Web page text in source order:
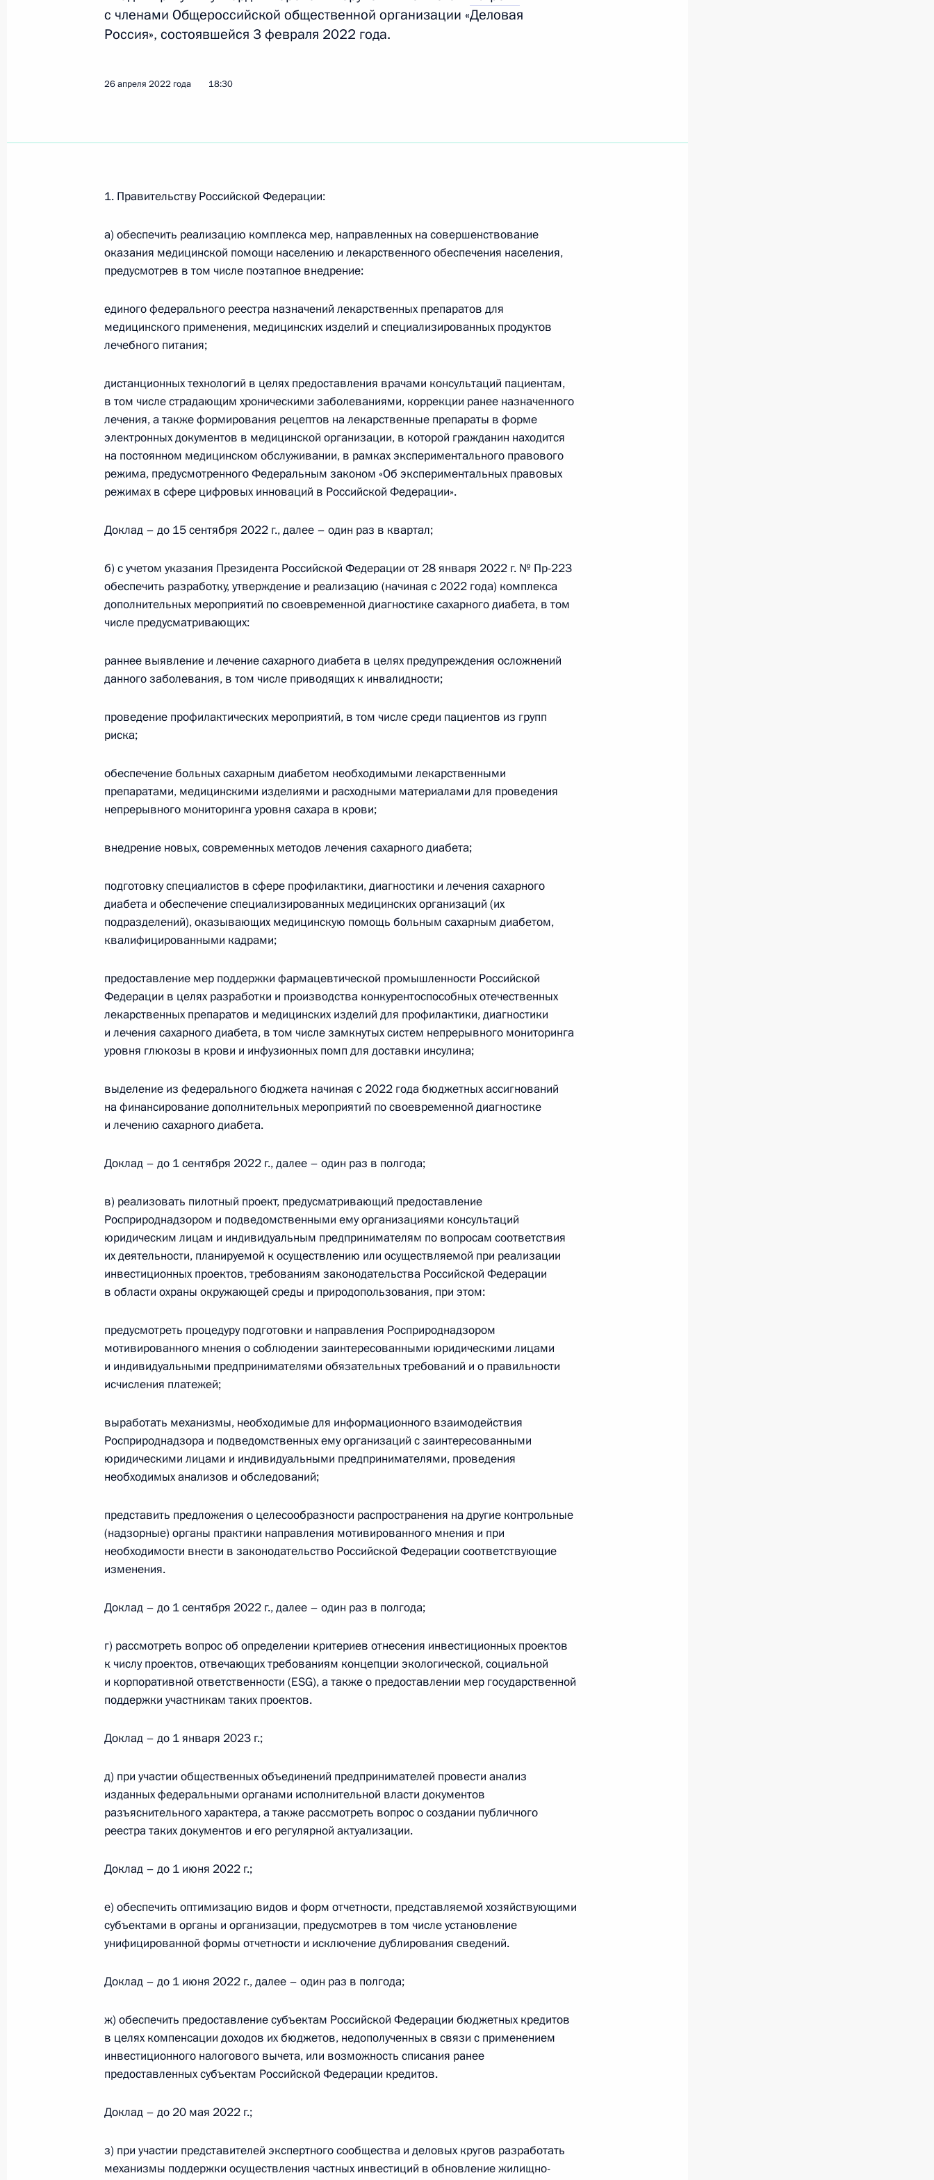
органам субъектов Российской Федерации и Пенсионному фонду
второй Налогового кодекса
1 мая 2022 года, 13:05
Внесены изменения в часть первую Налогового кодекса
1 мая 2022 года, 13:00
Подписан закон о ратификации Протокола о внесении
изменений в Договор о Евразийском экономическом союзе
1 мая 2022 года, 12:45
Перечень поручений по итогам встречи с членами
Общероссийской общественной организации «Деловая Россия»
26 апреля 2022 года, 18:30
кодекса
16 апреля 2022 года, 10:10
Внесены изменения в часть вторую Налогового кодекса
и отдельные законодательные акты
16 апреля 2022 года, 10:05
Подписан закон, направленный на упрощение регулирования
импорта товаров на территорию России
26 марта 2022 года, 11:20
Подписан закон, предоставляющий право применять нулевую
ставку налога на прибыль для домов и дворцов культуры, а также
клубов, учредителями которых являются муниципальные
26 марта 2022 года, 10:20
Подписан закон о налоговых льготах для компаний,
и информационных технологий
26 марта 2022 года, 10:10
Уточнён порядок получения международными компаниями
статуса международной холдинговой компании
26 марта 2022 года, 10:00
Совещание о мерах социально-экономической поддержки
16 марта 2022 года, 18:10
кодекса
9 марта 2022 года, 11:50
Усовершенствован порядок возбуждения уголовных дел
обязательных платежей
9 марта 2022 года, 11:45
касающиеся особенностей налогообложения на территории
9 марта 2022 года, 11:40
драгоценных металлов в слитках, изъятых из хранилищ
Налогового кодекса
Внесены изменения в статьи 50 и 56 Бюджетного кодекса
В части первую и вторую Налогового кодекса внесены изменения
25 февраля 2022 года, 15:25
с членами Общероссийской общественной организации «Деловая
Россия», состоявшейся 3 февраля 2022 года.
26 апреля 2022 года 18:30
1. Правительству Российской Федерации:
а) обеспечить реализацию комплекса мер, направленных на совершенствование
оказания медицинской помощи населению и лекарственного обеспечения населения,
предусмотрев в том числе поэтапное внедрение:
единого федерального реестра назначений лекарственных препаратов для
медицинского применения, медицинских изделий и специализированных продуктов
лечебного питания;
дистанционных технологий в целях предоставления врачами консультаций пациентам,
в том числе страдающим хроническими заболеваниями, коррекции ранее назначенного
лечения, а также формирования рецептов на лекарственные препараты в форме
электронных документов в медицинской организации, в которой гражданин находится
на постоянном медицинском обслуживании, в рамках экспериментального правового
режима, предусмотренного Федеральным законом «Об экспериментальных правовых
режимах в сфере цифровых инноваций в Российской Федерации».
Доклад – до 15 сентября 2022 г., далее – один раз в квартал;
б) с учетом указания Президента Российской Федерации от 28 января 2022 г. № Пр-223
обеспечить разработку, утверждение и реализацию (начиная с 2022 года) комплекса
дополнительных мероприятий по своевременной диагностике сахарного диабета, в том
числе предусматривающих:
раннее выявление и лечение сахарного диабета в целях предупреждения осложнений
данного заболевания, в том числе приводящих к инвалидности;
проведение профилактических мероприятий, в том числе среди пациентов из групп
риска;
обеспечение больных сахарным диабетом необходимыми лекарственными
препаратами, медицинскими изделиями и расходными материалами для проведения
непрерывного мониторинга уровня сахара в крови;
внедрение новых, современных методов лечения сахарного диабета;
подготовку специалистов в сфере профилактики, диагностики и лечения сахарного
диабета и обеспечение специализированных медицинских организаций (их
подразделений), оказывающих медицинскую помощь больным сахарным диабетом,
квалифицированными кадрами;
предоставление мер поддержки фармацевтической промышленности Российской
Федерации в целях разработки и производства конкурентоспособных отечественных
лекарственных препаратов и медицинских изделий для профилактики, диагностики
и лечения сахарного диабета, в том числе замкнутых систем непрерывного мониторинга
уровня глюкозы в крови и инфузионных помп для доставки инсулина;
выделение из федерального бюджета начиная с 2022 года бюджетных ассигнований
на финансирование дополнительных мероприятий по своевременной диагностике
и лечению сахарного диабета.
Доклад – до 1 сентября 2022 г., далее – один раз в полгода;
в) реализовать пилотный проект, предусматривающий предоставление
Росприроднадзором и подведомственными ему организациями консультаций
юридическим лицам и индивидуальным предпринимателям по вопросам соответствия
их деятельности, планируемой к осуществлению или осуществляемой при реализации
инвестиционных проектов, требованиям законодательства Российской Федерации
в области охраны окружающей среды и природопользования, при этом:
предусмотреть процедуру подготовки и направления Росприроднадзором
мотивированного мнения о соблюдении заинтересованными юридическими лицами
и индивидуальными предпринимателями обязательных требований и о правильности
исчисления платежей;
выработать механизмы, необходимые для информационного взаимодействия
Росприроднадзора и подведомственных ему организаций с заинтересованными
юридическими лицами и индивидуальными предпринимателями, проведения
необходимых анализов и обследований;
представить предложения о целесообразности распространения на другие контрольные
(надзорные) органы практики направления мотивированного мнения и при
необходимости внести в законодательство Российской Федерации соответствующие
изменения.
Доклад – до 1 сентября 2022 г., далее – один раз в полгода;
г) рассмотреть вопрос об определении критериев отнесения инвестиционных проектов
к числу проектов, отвечающих требованиям концепции экологической, социальной
и корпоративной ответственности (ESG), а также о предоставлении мер государственной
поддержки участникам таких проектов.
Доклад – до 1 января 2023 г.;
д) при участии общественных объединений предпринимателей провести анализ
изданных федеральными органами исполнительной власти документов
разъяснительного характера, а также рассмотреть вопрос о создании публичного
реестра таких документов и его регулярной актуализации.
Доклад – до 1 июня 2022 г.;
е) обеспечить оптимизацию видов и форм отчетности, представляемой хозяйствующими
субъектами в органы и организации, предусмотрев в том числе установление
унифицированной формы отчетности и исключение дублирования сведений.
Доклад – до 1 июня 2022 г., далее – один раз в полгода;
ж) обеспечить предоставление субъектам Российской Федерации бюджетных кредитов
в целях компенсации доходов их бюджетов, недополученных в связи с применением
инвестиционного налогового вычета, или возможность списания ранее
предоставленных субъектам Российской Федерации кредитов.
Доклад – до 20 мая 2022 г.;
з) при участии представителей экспертного сообщества и деловых кругов разработать
механизмы поддержки осуществления частных инвестиций в обновление жилищно-